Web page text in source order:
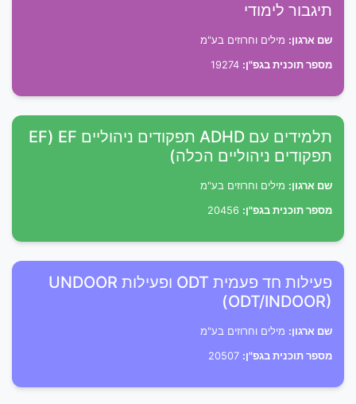
תיגבור לימודי
שם ארגון: מילים וחרוזים בע"מ
מספר תוכנית בגפ"ן:
תלמידים עם ADHD תפקודים ניהוליים EF (EF
תפקודים ניהוליים הכלה)
שם ארגון: מילים וחרוזים בע"מ
מספר תוכנית בגפ"ן:
פעילות חד פעמית ODT ופעילות UNDOOR
(ODT/INDOOR)
שם ארגון: מילים וחרוזים בע"מ
מספר תוכנית בגפ"ן: